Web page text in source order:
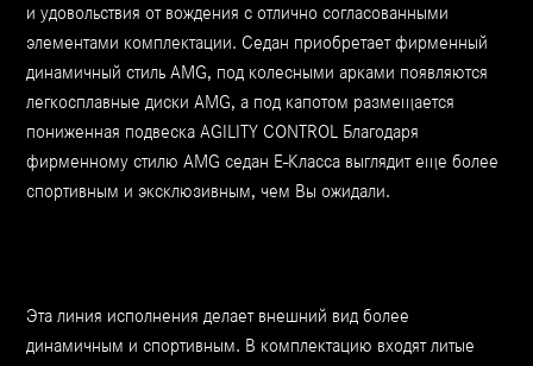
и удовольствия от вождения с отлично согласованными
элементами комплектации. Седан приобретает фирменный
динамичный стиль AMG, под колесными арками появляются
легкосплавные диски AMG, а под капотом размещается
пониженная подвеска AGILITY CONTROL Благодаря
фирменному стилю AMG седан Е-Класса выглядит еще более
спортивным и эксклюзивным, чем Вы ожидали.
Эта линия исполнения делает внешний вид более
динамичным и спортивным. В комплектацию входят литые